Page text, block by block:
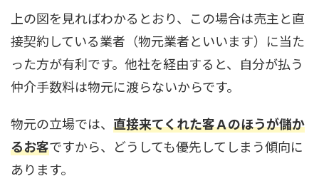
上の図を見ればわかるとおり、この場合は売主と直
接契約している業者（物元業者といいます）に当た
った方が有利です。他社を経由すると、自分が払う
仲介手数料は物元に渡らないからです。
物元の立場では、 直接来てくれた客Ａのほうが儲か
るお客ですから、どうしても優先してしまう傾向に
あります。